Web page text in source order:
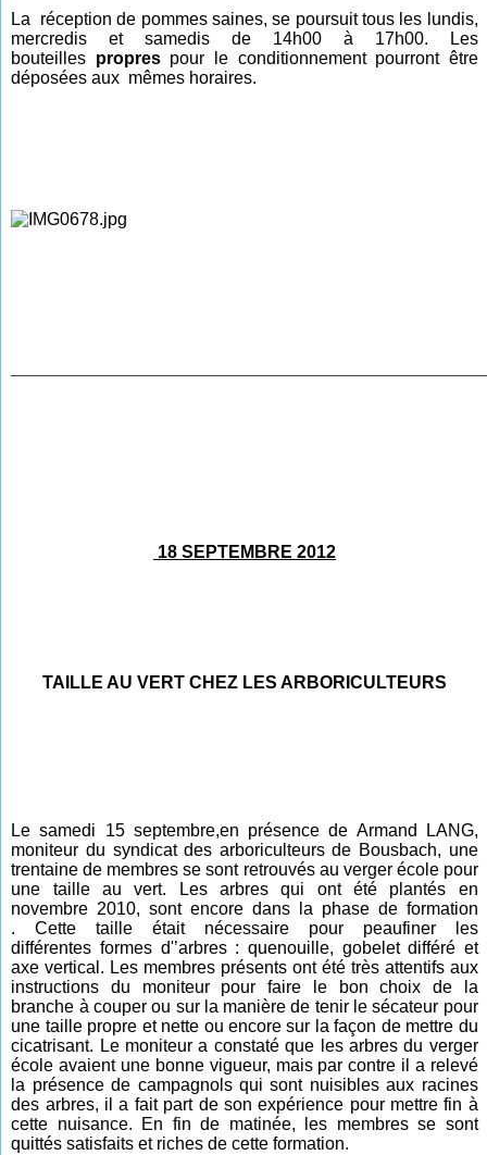
La
réception de pommes saines, se poursuit tous les lundis,
mercredis et samedis de 14h00 à 17h00. Les
bouteilles proprespour le conditionnement pourront être
déposées aux mêmes horaires.
18 SEPTEMBRE 2012
TAILLE AU VERT CHEZ LES ARBORICULTEURS
Le samedi 15 septembre,en présence de Armand LANG,
moniteur du syndicat des arboriculteurs de Bousbach, une
trentaine de membres se sont retrouvés au verger école pour
une taille au vert.
Les arbres qui ont été p lantés en
novembre 2010,sont encore dans la phase de formation
.
Cette taille était nécessaire pour peaufiner les
différentes formes d'’arbres : quenouille, gobelet différé et
axe vertical. Les membres présents ont été très attentifs aux
instructions du moniteur pour faire le bon choix de la
branche à couper ou sur la manière de tenir le sécateur pour
une taille propre et nette ou encore sur la façon de mettre du
cicatrisant. Le moniteur a constaté que les arbres du verger
école avaient une bonne vigueur, mais par contre il a relevé
la présence de campagnols qui sont nuisibles aux racines
des arbres, il a fait part de son expérience pour mettre fin à
cette nuisance. En fin de matinée, les membres se sont
quittés satisfaits et riches de cette formation.